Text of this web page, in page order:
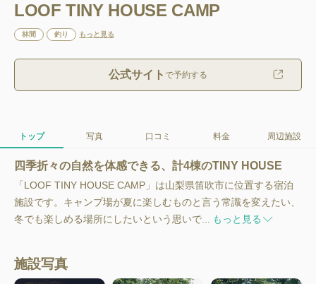
LOOF TINY HOUSE CAMP
林間 釣り もっと見る
公式サイト で予約する
トップ 写真 口コミ 料金 周辺施設
四季折々の自然を体感できる、計4棟のTINY HOUSE
「LOOF TINY HOUSE CAMP」は山梨県笛吹市に位置する宿泊
施設です。キャンプ場が夏に楽しむものと言う常識を変えたい、
冬でも楽しめる場所にしたいという思いで...
もっと見る
施設写真